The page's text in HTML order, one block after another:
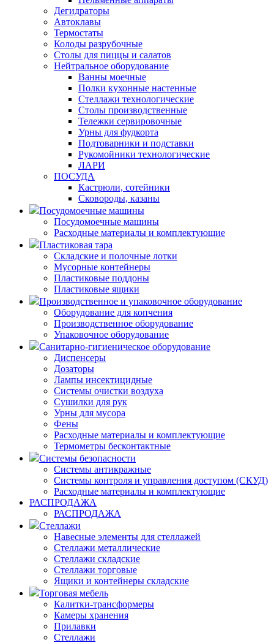
Дегидраторы
Автоклавы
Термостаты
Колоды разрубочные
Столы для пиццы и салатов
Нейтральное оборудование
Ванны моечные
Полки кухонные настенные
Стеллажи технологические
Столы производственные
Тележки сервировочные
Урны для фудкорта
Подтоварники и подставки
Рукомойники технологические
ЛАРИ
ПОСУДА
Кастрюли, сотейники
Сковороды, казаны
Посудомоечные машины
Посудомоечные машины
Расходные материалы и комплектующие
Пластиковая тара
Складские и полочные лотки
Мусорные контейнеры
Пластиковые поддоны
Пластиковые ящики
Производственное и упаковочное оборудование
Оборудование для копчения
Производственное оборудование
Упаковочное оборудование
Санитарно-гигиеническое оборудование
Диспенсеры
Дозаторы
Лампы инсектицидные
Системы очистки воздуха
Сушилки для рук
Урны для мусора
Фены
Расходные материалы и комплектующие
Термометры бесконтактные
Системы безопасности
Системы антикражные
Системы контроля и управления доступом (СКУД)
Расходные материалы и комплектующие
РАСПРОДАЖА
РАСПРОДАЖА
Стеллажи
Навесные элементы для стеллажей
Стеллажи металлические
Стеллажи складские
Стеллажи торговые
Ящики и контейнеры складские
Торговая мебель
Калитки-трансформеры
Камеры хранения
Прилавки
Стеллажи